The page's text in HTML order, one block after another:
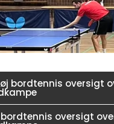
bordtennis oversigt
oversigt